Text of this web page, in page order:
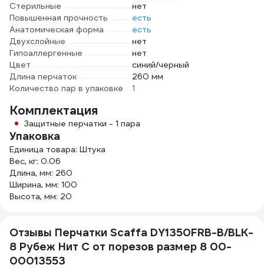
Стерильные
нет
Повышенная прочность
есть
Анатомическая форма
есть
Двухслойные
нет
Гипоаллергенные
нет
Цвет
синий/черный
Длина перчаток
260 мм
Количество пар в упаковке
1
Комплектация
Защитные перчатки - 1 пара
Упаковка
Единица товара: Штука
Вес, кг: 0.06
Длина, мм: 260
Ширина, мм: 100
Высота, мм: 20
Отзывы Перчатки Scaffa DY1350FRB-B/BLK-
8 Рубеж Нит С от порезов размер 8 00-
00013553